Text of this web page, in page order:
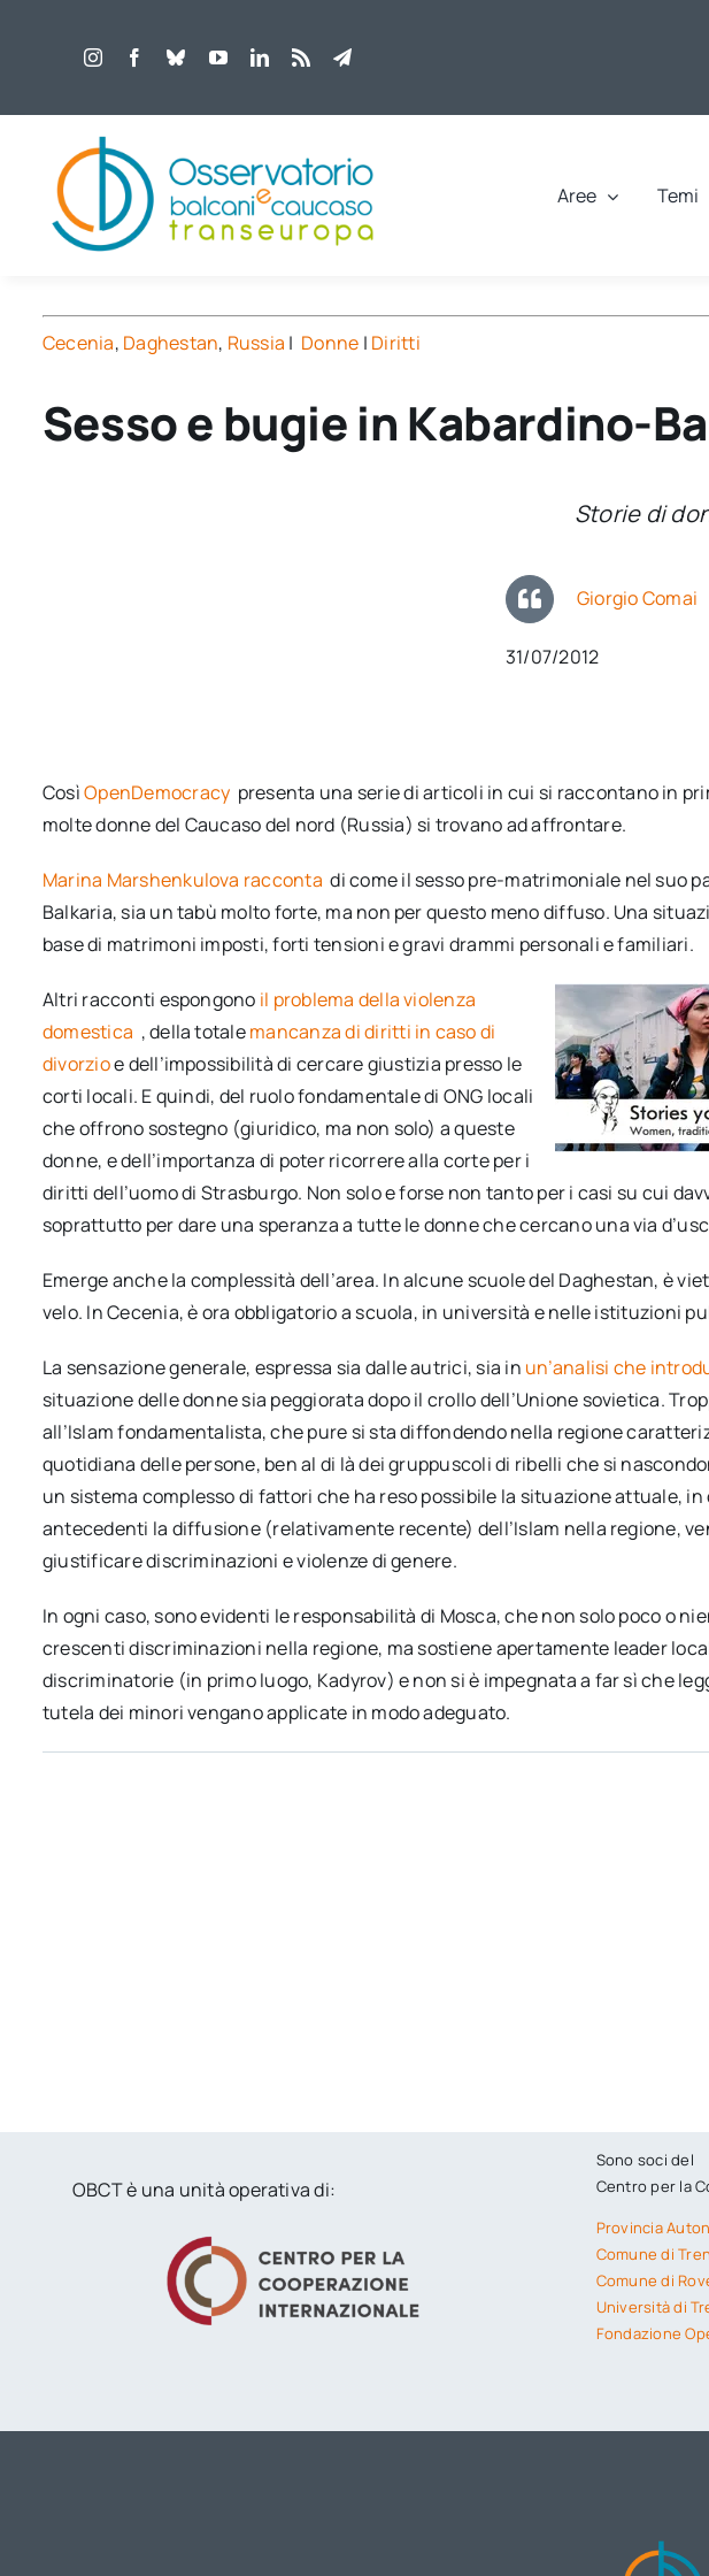
Aree Temi
Cecenia, Daghestan, Russia | Donne | Diritti
Sesso e bugie in Kabardino-
Storie di
Giorgio Comai
31/07/2012
CosìOpenDemocracy presenta una serie di articoli in cui si raccontano in
molte donne del Caucaso del nord (Russia) si trovano ad affrontare.
Marina Marshenkulova racconta di come il sesso pre-matrimoniale nel suo
Balkaria, sia un tabù molto forte, ma non per questo meno diffuso. Una
base di matrimoni imposti, forti tensioni e gravi drammi personali e familiari.
Altri racconti espongono il problema della violenza
domestica , della totalemancanza di diritti in caso di
divorzioe dell’impossibilità di cercare giustizia presso le
corti locali. E quindi, del ruolo fondamentale di ONG locali
che offrono sostegno (giuridico, ma non solo) a queste
donne, e dell’importanza di poter ricorrere alla corte per i
diritti dell’uomo di Strasburgo. Non solo e forse non tanto per i casi su cui
soprattutto per dare una speranza a tutte le donne che cercano una via
Emerge anche la complessità dell’area. In alcune scuole del Daghestan, è
velo. In Cecenia, è ora obbligatorio a scuola, in università e nelle istituzioni
La sensazione generale, espressa sia dalle autrici, sia in un’analisi che
situazione delle donne sia peggiorata dopo il crollo dell’Unione sovietica.
all’Islam fondamentalista, che pure si sta diffondendo nella regione
quotidiana delle persone, ben al di là dei gruppuscoli di ribelli che si
un sistema complesso di fattori che ha reso possibile la situazione attuale,
antecedenti la diffusione (relativamente recente) dell’Islam nella regione,
giustificare discriminazioni e violenze di genere.
In ogni caso, sono evidenti le responsabilità di Mosca, che non solo poco o
crescenti discriminazioni nella regione, ma sostiene apertamente leader
discriminatorie (in primo luogo, Kadyrov) e non si è impegnata a far sì che
tutela dei minori vengano applicate in modo adeguato.
OBCT è una unità operativa di:
Sono soci del
Centro per la
Provincia
Comune di
Comune di
Università di
Fondazione